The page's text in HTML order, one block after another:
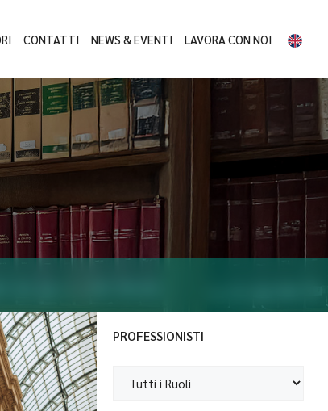
CONTATTI NEWS & EVENTI LAVORA CON NOI
PROFESSIONISTI